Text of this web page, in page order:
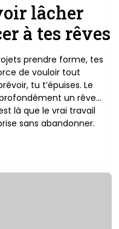
lâcher
à tes rêves
prendre forme, tes
de vouloir tout
tu t’épuises. Le
un rêve…
là que le vrai travail
sans abandonner.